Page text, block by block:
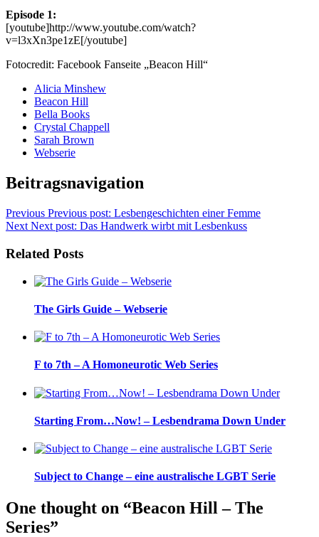
Episode 1:
[youtube]http://www.youtube.com/watch?
v=l3xXn3pe1zE[/youtube]
Fotocredit: Facebook Fanseite „Beacon Hill“
Alicia Minshew
Beacon Hill
Bella Books
Crystal Chappell
Sarah Brown
Webserie
Beitragsnavigation
Previous Previous post: Lesbengeschichten einer Femme
Next Next post: Das Handwerk wirbt mit Lesbenkuss
Related Posts
The Girls Guide – Webserie
F to 7th – A Homoneurotic Web Series
Starting From…Now! – Lesbendrama Down Under
Subject to Change – eine australische LGBT Serie
One thought on “Beacon Hill – The
Series”